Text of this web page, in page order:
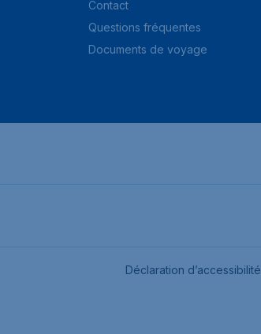
Contact
Questions fréquentes
Documents de voyage
Déclaration d’accessibilité